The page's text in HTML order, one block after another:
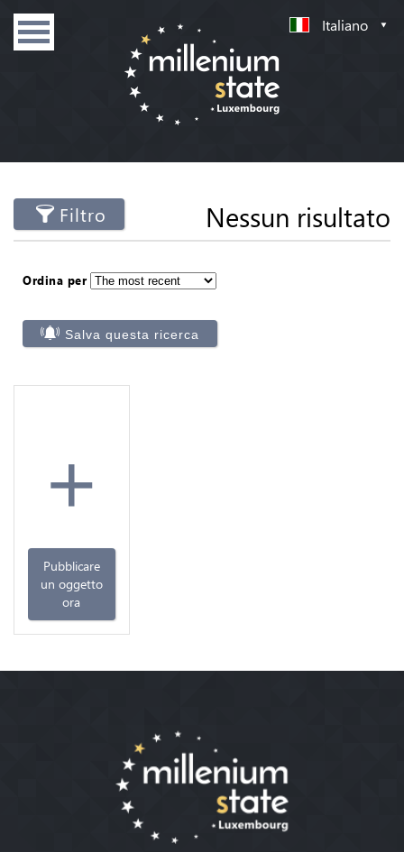
Italiano
Filtro Nessun risultato
Ordina per
Salva questa ricerca
+
Pubblicare
un oggetto
ora